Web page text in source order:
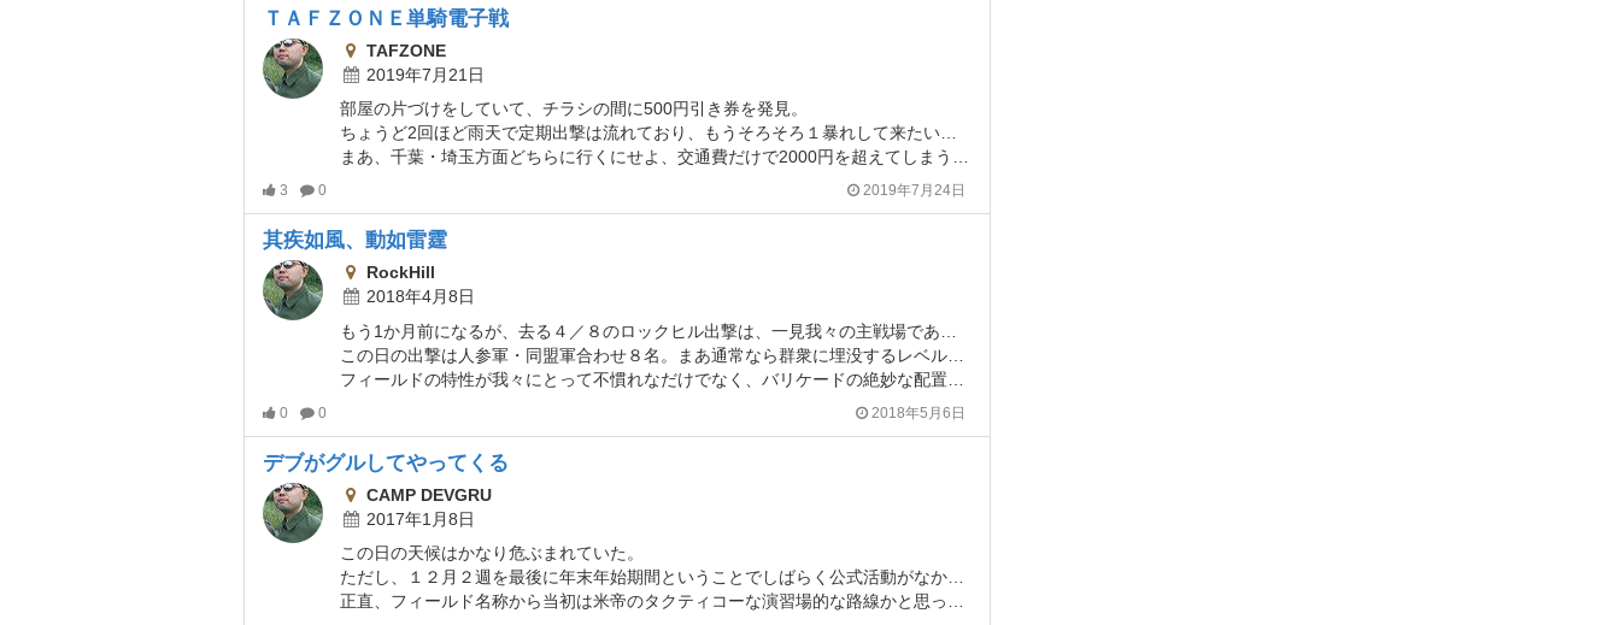
ＴＡＦＺＯＮＥ単騎電子戦
TAFZONE
2019年7月21日
部屋の片づけをしていて、チラシの間に500円引き券を発見。
ちょうど2回ほど雨天で定期出撃は流れており、もうそろそろ１暴れして来たいところでもあった。
まあ、千葉・埼玉方面どちらに行くにせよ、交通費だけで2000円を超えてしまうのがソロ活動の難点なのだが、ＴＡＦＺＯＮＥだけは西武線沿線まで自転車で移動することで、片道210円という脅威の低負担で出撃が可能。移動時間自体も乗り継ぎがよければちょうど１時間で家からフィールドまで行けてしまう。
3 0 2019年7月24日
其疾如風、動如雷霆
RockHill
2018年4月8日
この日の出撃は人参軍・同盟軍合わせ８名。まあ通常なら群衆に埋没するレベルなんだが、この日の参加者が全体で２０名ちょっとと有料フィールドの定例戦にしては少人数だったため、統一指揮の元に動ける集団として大なる影響力を持つこととなる。
フィールドの特性が我々にとって不慣れなだけでなく、バリケードの絶妙な配置により王道の勝ちパターンが形成できないことにより、一進一退な戦いが終始継続していた。
0 0 2018年5月6日
デブがグルしてやってくる
CAMP DEVGRU
2017年1月8日
この日の天候はかなり危ぶまれていた。
ただし、１２月２週を最後に年末年始期間ということでしばらく公式活動がなかったことから、どっかに行きたい感は多くのメンバーからも漂っており、「やれるもんなら出撃したい」ということで、企画実施した。
正直、フィールド名称から当初は米帝のタクティコーな演習場的な路線かと思っていた。